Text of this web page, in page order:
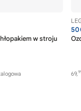
w stroju
69,